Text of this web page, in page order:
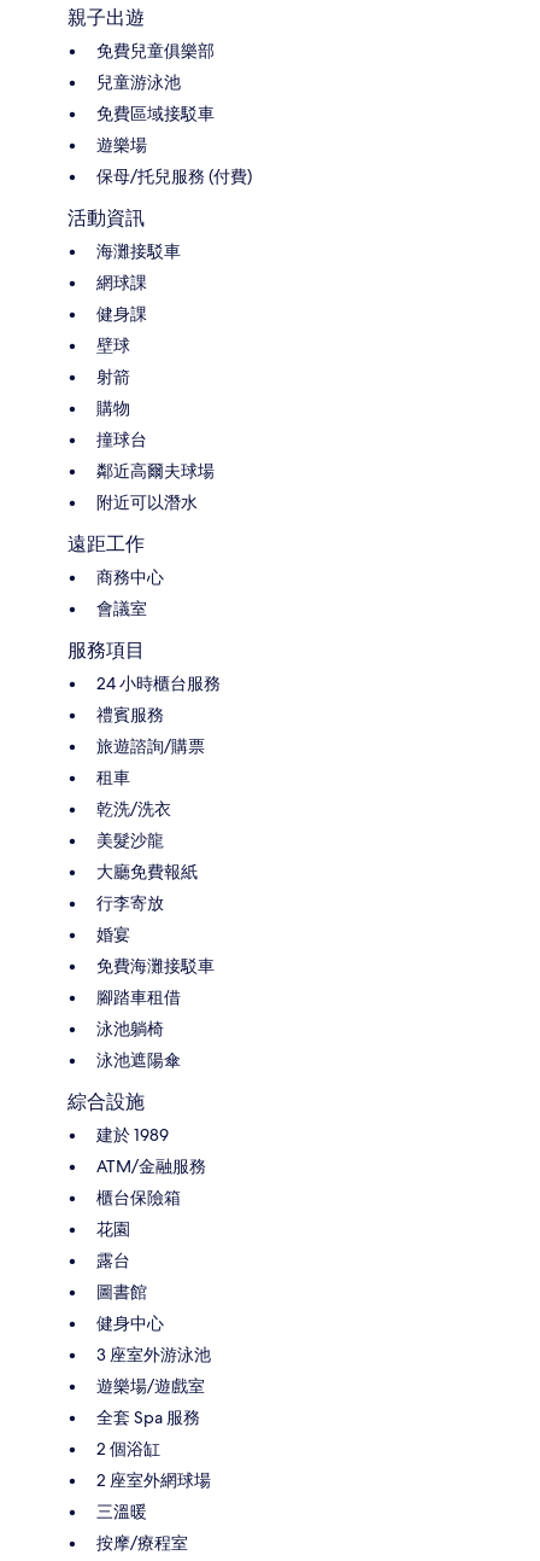
親子出遊
免費兒童俱樂部
兒童游泳池
免費區域接駁車
遊樂場
保母/托兒服務 (付費)
活動資訊
海灘接駁車
網球課
健身課
壁球
射箭
購物
撞球台
鄰近高爾夫球場
附近可以潛水
遠距工作
商務中心
會議室
服務項目
24 小時櫃台服務
禮賓服務
旅遊諮詢/購票
租車
乾洗/洗衣
美髮沙龍
大廳免費報紙
行李寄放
婚宴
免費海灘接駁車
腳踏車租借
泳池躺椅
泳池遮陽傘
綜合設施
建於 1989
ATM/金融服務
櫃台保險箱
花園
露台
圖書館
健身中心
3 座室外游泳池
遊樂場/遊戲室
全套 Spa 服務
2 個浴缸
2 座室外網球場
三溫暖
按摩/療程室